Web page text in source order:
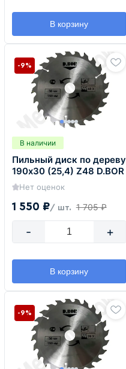
В корзину
В наличии
Пильный диск по дереву
190х30 (25,4) Z48 D.BOR
Нет оценок
1 550 ₽/ шт. 1 705 ₽
-9%
- +
В корзину
-9%